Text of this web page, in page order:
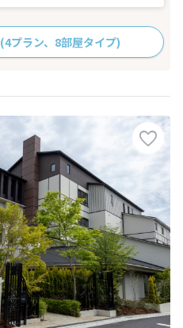
(4プラン、8部屋タイプ)